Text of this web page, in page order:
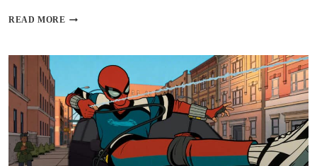
演
庸
ー
ベ
ル
作
品
に
READ MORE 真
込
招
待
し
ま
す
レ